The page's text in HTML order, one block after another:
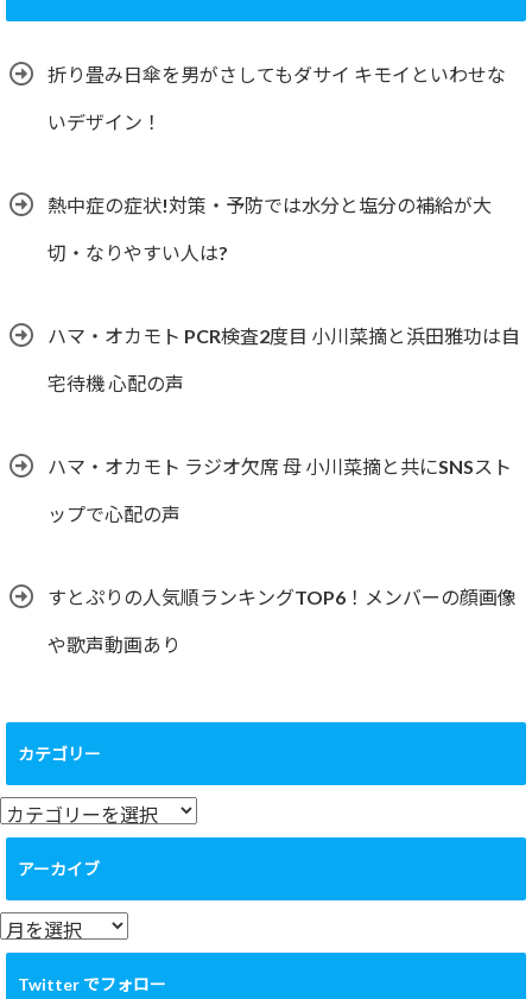
折り畳み日傘を男がさしてもダサイ キモイといわせな
いデザイン！
熱中症の症状!対策・予防では水分と塩分の補給が大
切・なりやすい人は?
ハマ・オカモト PCR検査2度目 小川菜摘と浜田雅功は自
宅待機 心配の声
ハマ・オカモト ラジオ欠席 母 小川菜摘と共にSNSスト
ップで心配の声
すとぷりの人気順ランキングTOP6！メンバーの顔画像
や歌声動画あり
カテゴリー
カ
テ
リ
ー
アーカイブ
ア
ー
Twitter でフォロー